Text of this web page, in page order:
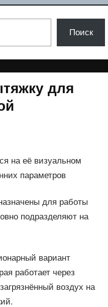
Поиск
для
на её визуальном
параметров
для работы
подразделяют на
вариант
работает через
воздух на